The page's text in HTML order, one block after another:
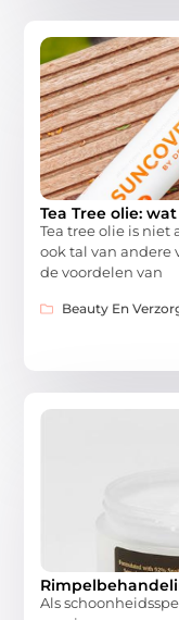
Tea Tree olie:
Tea tree olie is
ook tal van andere
de voordelen van
Beauty En
Als